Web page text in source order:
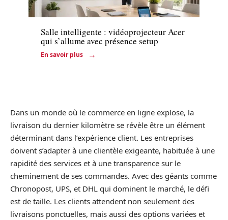
Actu
Salle intelligente : vidéoprojecteur Acer
qui s’allume avec présence setup
En savoir plus
Dans un monde où le commerce en ligne explose, la
livraison du dernier kilomètre se révèle être un élément
déterminant dans l’expérience client. Les entreprises
doivent s’adapter à une clientèle exigeante, habituée à une
rapidité des services et à une transparence sur le
cheminement de ses commandes. Avec des géants comme
Chronopost, UPS, et DHL qui dominent le marché, le défi
est de taille. Les clients attendent non seulement des
livraisons ponctuelles, mais aussi des options variées et